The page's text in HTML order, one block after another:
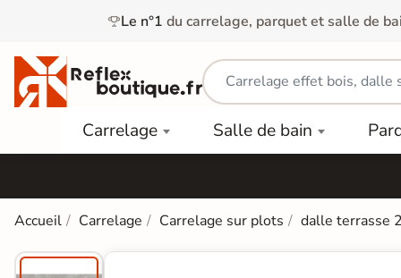
Le n°1 du carrelage, parquet et salle de
Carrelage
Carrelage
Extérieur
Dalle
Terrasse
Sur Plot
Salle de bain
Douche
Baignoires
et Balnéos
Contrecollé
PAR
TYPE
PVC
Accueil Carrelage Carrelage sur plots dalle terrasse